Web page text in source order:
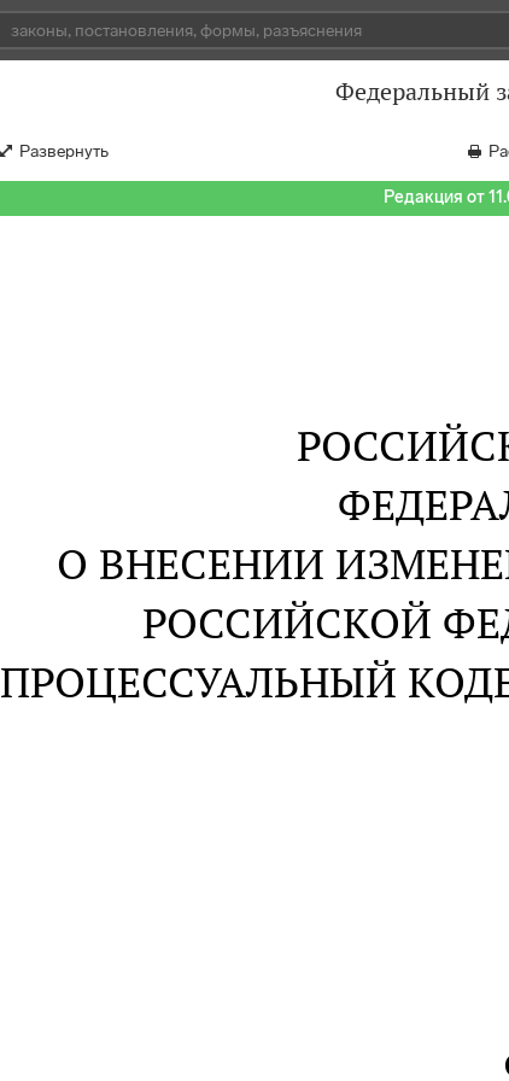
Федеральный
Развернуть
Редакция от
О ВНЕСЕНИИ
РОССИЙСКОЙ
ПРОЦЕССУАЛЬНЫЙ